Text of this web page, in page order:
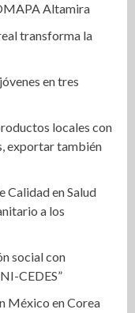
Altamira
transforma la
en tres
locales con
exportar también
Calidad en Salud
a los
social con
CEDES”
México en Corea